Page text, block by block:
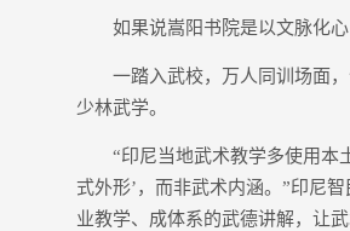
如果说嵩阳书院是以文脉化心
一踏入武校，万人同训场面，
少林武学。
“印尼当地武术教学多使用本土
式外形’，而非武术内涵。”印尼
业教学、成体系的武德讲解，让